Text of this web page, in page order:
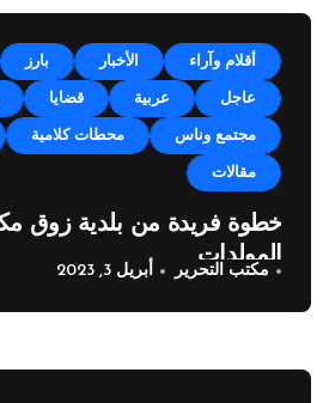
أقلام وآراء الأخبار بارز
عاجل عربية قضايا
مجتمع وناس محطات كلامية
مقالات
خطوة فريدة من بلدية زوق
المولدات
مكتب التحرير أبريل 3, 2023